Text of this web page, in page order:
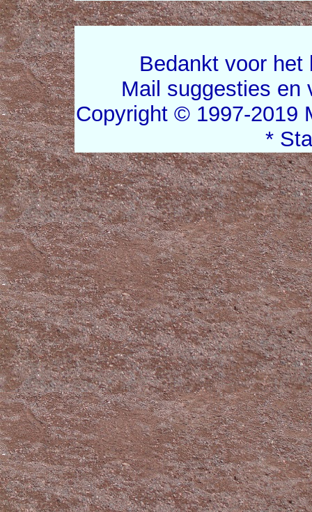
Bedankt voor
Mail suggesties en
Copyright © 1997-2019
*